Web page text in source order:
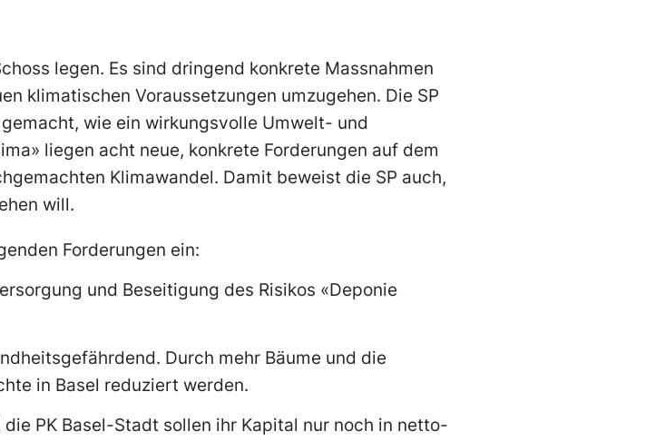
legen. Es sind dringend konkrete Massnahmen
klimatischen Voraussetzungen umzugehen. Die SP
wie ein wirkungsvolle Umwelt- und
liegen acht neue, konkrete Forderungen auf dem
Klimawandel. Damit beweist die SP auch,
will.
Forderungen ein:
und Beseitigung des Risikos «Deponie
Durch mehr Bäume und die
in Basel reduziert werden.
die PK Basel-Stadt sollen ihr Kapital nur noch in netto-